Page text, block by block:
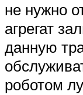
не нужно
агрегат
данную
роботом